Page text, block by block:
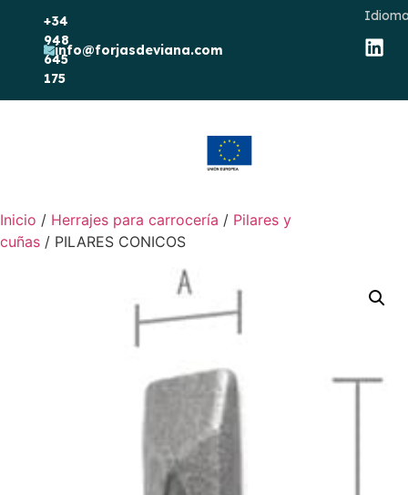
+34
948
645
175
info@forjasdeviana.com
Inicio / Herrajes para carrocería / Pilares y
cuñas / PILARES CONICOS